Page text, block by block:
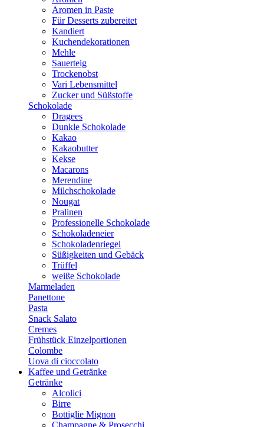
Aromen in Paste
Für Desserts zubereitet
Kandiert
Kuchendekorationen
Mehle
Sauerteig
Trockenobst
Vari Lebensmittel
Zucker und Süßstoffe
Schokolade
Dragees
Dunkle Schokolade
Kakao
Kakaobutter
Kekse
Macarons
Merendine
Milchschokolade
Nougat
Pralinen
Professionelle Schokolade
Schokoladeneier
Schokoladenriegel
Süßigkeiten und Gebäck
Trüffel
weiße Schokolade
Marmeladen
Panettone
Pasta
Snack Salato
Cremes
Frühstück Einzelportionen
Colombe
Uova di cioccolato
Kaffee und Getränke
Getränke
Alcolici
Birre
Bottiglie Mignon
Champagne & Prosecchi